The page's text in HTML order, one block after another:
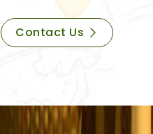
Contact Us